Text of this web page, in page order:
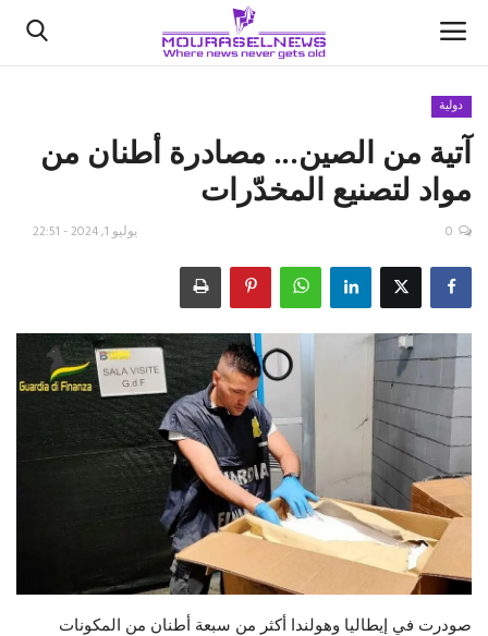
الأخبار
كتّابنا
اقتصاد
علوم وتكنولوجيا
رياضة
فيديو
حياة
دولية
آتية من الصين... مصادرة أطنان من
مواد لتصنيع المخدّرات
يوليو 1, 2024 - 22:51 0
صودرت في إيطاليا وهولندا أكثر من سبعة أطنان من المكونات